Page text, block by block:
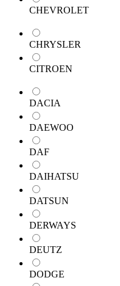
CHEVROLET
CHRYSLER
CITROEN
DACIA
DAEWOO
DAF
DAIHATSU
DATSUN
DERWAYS
DEUTZ
DODGE